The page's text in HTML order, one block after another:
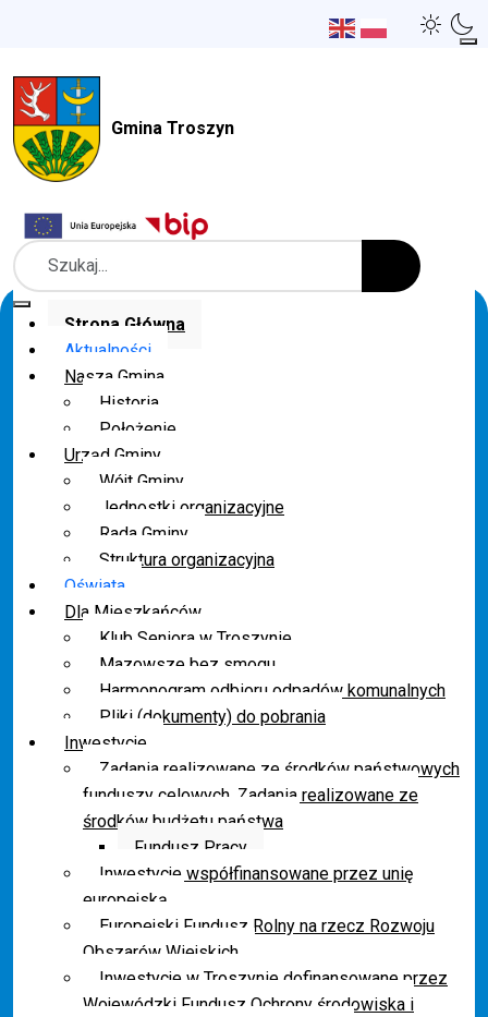
Gmina Troszyn
Szukaj
Strona Główna
Aktualności
Nasza Gmina
Historia
Położenie
Urząd Gminy
Wójt Gminy
Jednostki organizacyjne
Rada Gminy
Struktura organizacyjna
Oświata
Dla Mieszkańców
Klub Seniora w Troszynie
Mazowsze bez smogu
Harmonogram odbioru odpadów komunalnych
Pliki (dokumenty) do pobrania
Inwestycje
Zadania realizowane ze środków państwowych
funduszy celowych. Zadania realizowane ze
środków budżetu państwa
Fundusz Pracy
Inwestycje współfinansowane przez unię
europejską
Europejski Fundusz Rolny na rzecz Rozwoju
Obszarów Wiejskich
Inwestycje w Troszynie dofinansowane przez
Wojewódzki Fundusz Ochrony środowiska i